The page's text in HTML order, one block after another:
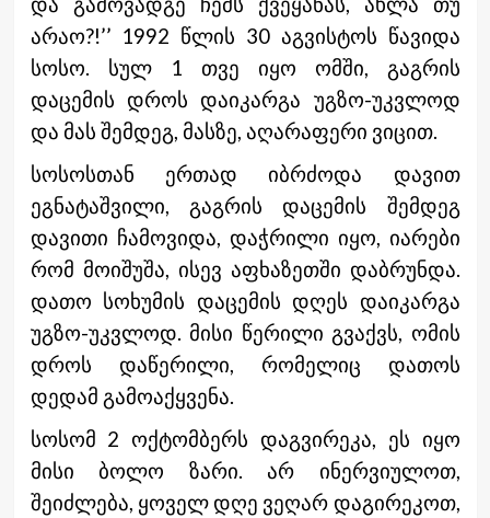
არაო?!’’ 1992 წლის 30 აგვისტოს წავიდა
სოსო. სულ 1 თვე იყო ომში, გაგრის
დაცემის დროს დაიკარგა უგზო-უკვლოდ
და მას შემდეგ, მასზე, აღარაფერი ვიცით.
სოსოსთან ერთად იბრძოდა დავით
ეგნატაშვილი, გაგრის დაცემის შემდეგ
დავითი ჩამოვიდა, დაჭრილი იყო, იარები
რომ მოიშუშა, ისევ აფხაზეთში დაბრუნდა.
დათო სოხუმის დაცემის დღეს დაიკარგა
უგზო-უკვლოდ. მისი წერილი გვაქვს, ომის
დროს დაწერილი, რომელიც დათოს
დედამ გამოაქყვენა.
სოსომ 2 ოქტომბერს დაგვირეკა, ეს იყო
მისი ბოლო ზარი. არ ინერვიულოთ,
შეიძლება, ყოველ დღე ვეღარ დაგირეკოთ,